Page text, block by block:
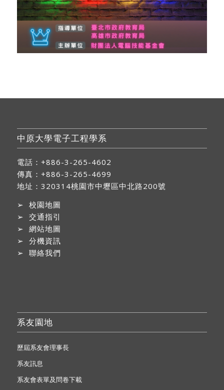
中原大學電子工程學系
電話：+886-3-265-4602
傳真：+886-3-265-4699
地址： 320314桃園市中壢區中北路200號
➢ 校園地圖
➢ 交通指引
➢ 網站地圖
➢ 分機資訊
➢ 聯絡我們
系友園地
歷屆系友會理事長
系友訊息
系友會表單及問卷下載